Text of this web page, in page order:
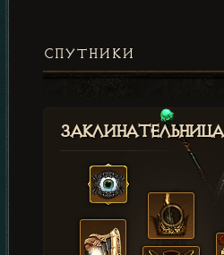
СПУТНИКИ
Заклинательница